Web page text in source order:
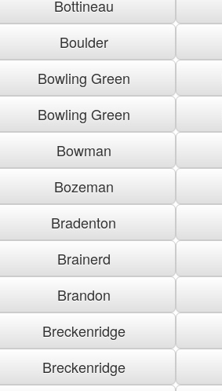
Bottineau
Boulder
Bowling Green
Bowling Green
Bowman
Bozeman
Bradenton
Brainerd
Brandon
Breckenridge
Breckenridge